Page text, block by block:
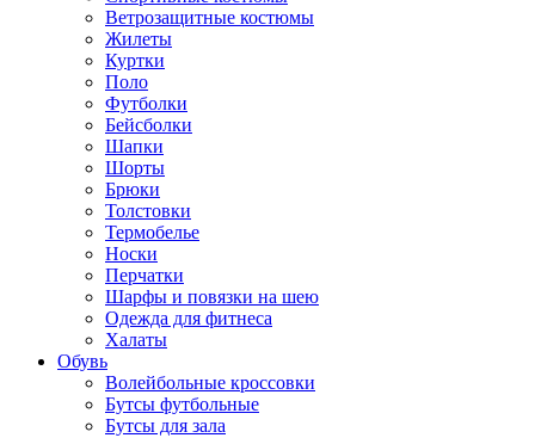
Ветрозащитные костюмы
Жилеты
Куртки
Поло
Футболки
Бейсболки
Шапки
Шорты
Брюки
Толстовки
Термобелье
Носки
Перчатки
Шарфы и повязки на шею
Одежда для фитнеса
Халаты
Обувь
Волейбольные кроссовки
Бутсы футбольные
Бутсы для зала